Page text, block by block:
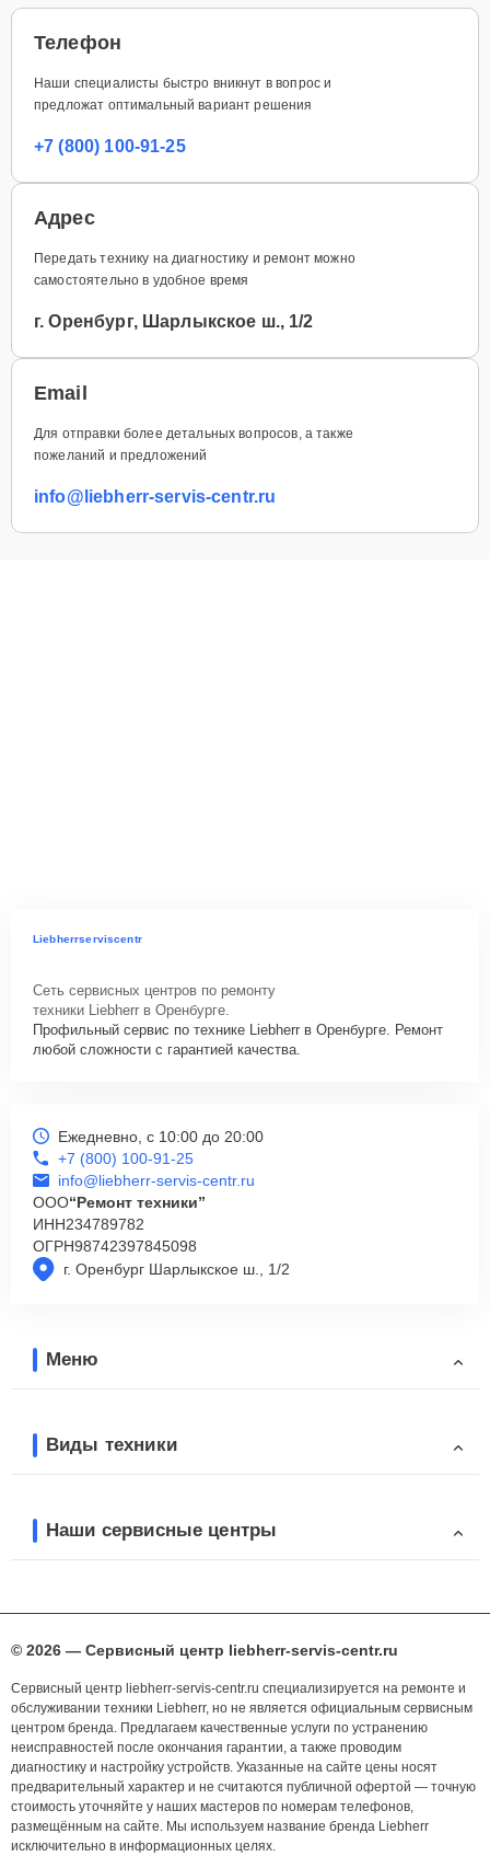
Телефон
Наши специалисты быстро вникнут в вопрос и
предложат оптимальный вариант решения
+7 (800) 100-91-25
Адрес
Передать технику на диагностику и ремонт можно
самостоятельно в удобное время
г. Оренбург, Шарлыкское ш., 1/2
Email
Для отправки более детальных вопросов, а также
пожеланий и предложений
info@liebherr-servis-centr.ru
Liebherrserviscentr
Сеть сервисных центров по ремонту
техники Liebherr в Оренбурге.
Профильный сервис по технике Liebherr в Оренбурге. Ремонт
любой сложности с гарантией качества.
г. Оренбург Шарлыкское ш., 1/2
Ежедневно, с 10:00 до 20:00
+7 (800) 100-91-25
info@liebherr-servis-centr.ru
ООО“Ремонт техники”
ИНН234789782
ОГРН98742397845098
Меню
Виды техники
Наши сервисные центры
© 2026 — Сервисный центр liebherr-servis-centr.ru
Сервисный центр liebherr-servis-centr.ru специализируется на ремонте и
обслуживании техники Liebherr, но не является официальным сервисным
центром бренда. Предлагаем качественные услуги по устранению
неисправностей после окончания гарантии, а также проводим
диагностику и настройку устройств. Указанные на сайте цены носят
предварительный характер и не считаются публичной офертой — точную
стоимость уточняйте у наших мастеров по номерам телефонов,
размещённым на сайте. Мы используем название бренда Liebherr
исключительно в информационных целях.